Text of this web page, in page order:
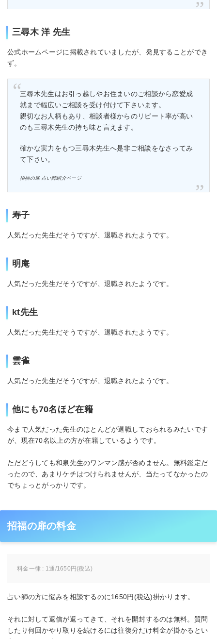
三尋木 洋 先生
公式ホームページに掲載されていましたが、発見することができ
ず。
三尋木先生はお引っ越しやお住まいのご相談から恋愛成
就まで幅広いご相談を受け付けて下さいます。
親切なお人柄もあり、相談者様からのリピート率が高い
のも三尋木先生の持ち味と言えます。
確かな実力をもつ三尋木先生へ是非ご相談をなさってみ
て下さい。
招福の扉 占い師紹介ページ
寿子
人気だった先生だそうですが、退職されたようです。
明庵
人気だった先生だそうですが、退職されたようです。
kt先生
人気だった先生だそうですが、退職されたようです。
雲雀
人気だった先生だそうですが、退職されたようです。
他にも70名ほど在籍
今まで人気だった先生のほとんどが退職しておられるみたいです
が、現在70名以上の方が在籍しているようです。
ただどうしても和泉先生のワンマン感が否めません。無料鑑定だ
ったので、あまりケチはつけられませんが、当たってなかったの
でちょっとがっかりです。
招福の扉の料金
料金一律 : 1通/1650円(税込)
占い師の方に悩みを相談するのに1650円(税込)掛かります。
それに対して返信が返ってきて、それを開封するのは無料。質問
したり何回かやり取りを続けるには往復分だけ料金が掛かるとい